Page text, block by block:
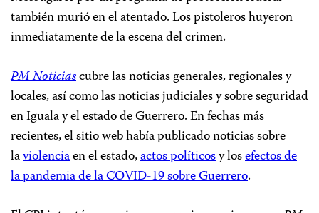
también murió en el atentado. Los pistoleros huyeron
inmediatamente de la escena del crimen.
PM Noticiascubre las noticias generales, regionales y
locales, así como las noticias judiciales y sobre seguridad
en Iguala y el estado de Guerrero. En fechas más
recientes, el sitio web había publicado noticias sobre
laviolenciaen el estado,actos políticosy losefectos de
la pandemia de la COVID-19 sobre Guerrero.